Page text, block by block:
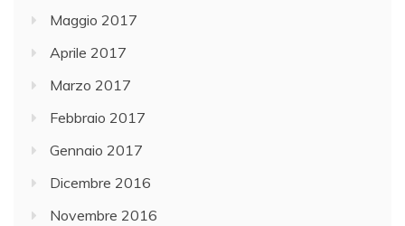
Maggio 2017
Aprile 2017
Marzo 2017
Febbraio 2017
Gennaio 2017
Dicembre 2016
Novembre 2016